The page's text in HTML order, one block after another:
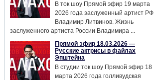
В ток шоу Прямой эфир 19 марта
2026 года заслуженный артист РФ
Владимир Литвинов. Жизнь
заслуженного артиста России Владимира ...
Прямой эфир 18.03.2026 —
Русские актрисы в файлах
Эпштейна
В студии ток шоу Прямой эфир 18
марта 2026 года голливудская